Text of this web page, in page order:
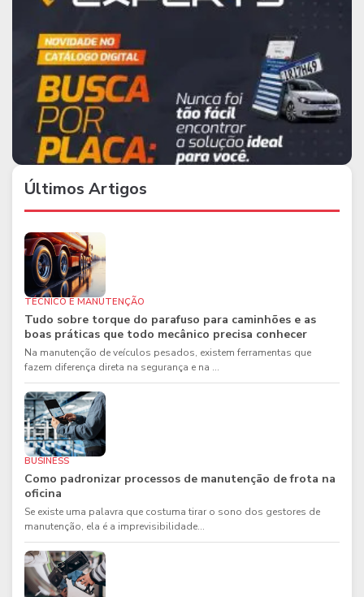
Últimos Artigos
TÉCNICO E MANUTENÇÃO
Tudo sobre torque do parafuso para caminhões e as
boas práticas que todo mecânico precisa conhecer
Na manutenção de veículos pesados, existem ferramentas que
fazem diferença direta na segurança e na ...
BUSINESS
Como padronizar processos de manutenção de frota na
oficina
Se existe uma palavra que costuma tirar o sono dos gestores de
manutenção, ela é a imprevisibilidade...